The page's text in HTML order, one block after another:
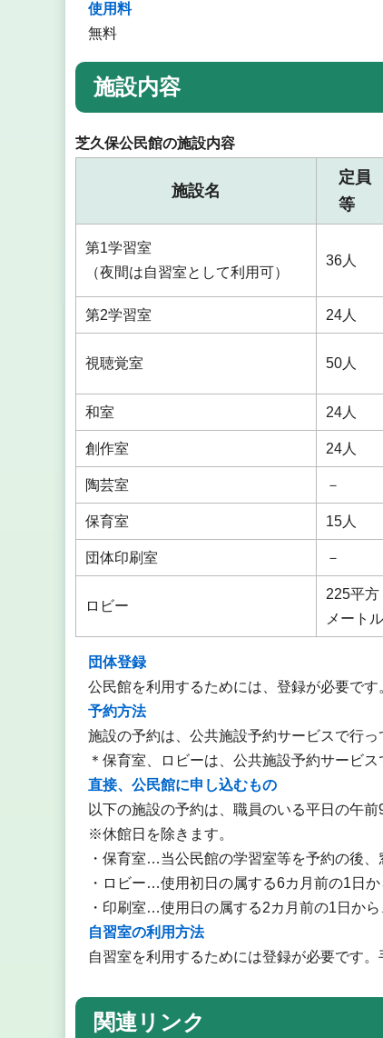
使用料
無料
施設内容
芝久保公民館の施設内容
施設名
定員
等
第1学習室
（夜間は自習室として利用可）
36人
第2学習室 24人
視聴覚室 50人
和室 24人
創作室 24人
陶芸室 －
保育室 15人
団体印刷室 －
ロビー
225平方
メートル
団体登録
公民館を利用するためには、登録が必要で
予約方法
施設の予約は、公共施設予約サービスで行っ
＊保育室、ロビーは、公共施設予約サービ
直接、公民館に申し込むもの
以下の施設の予約は、職員のいる平日の午前
※休館日を除きます。
・保育室…当公民館の学習室等を予約の後、
・ロビー…使用初日の属する6カ月前の1日か
・印刷室…使用日の属する2カ月前の1日か
自習室の利用方法
自習室を利用するためには登録が必要です
関連リンク